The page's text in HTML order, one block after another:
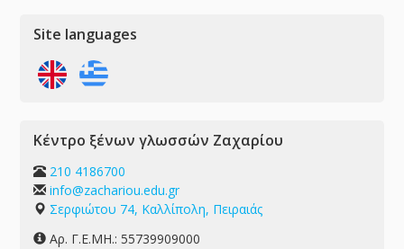
Site languages
Κέντρο ξένων γλωσσών Ζαχαρίου
210 4186700
info@zachariou.edu.gr
Σερφιώτου 74, Καλλίπολη, Πειραιάς
Αρ. Γ.Ε.ΜΗ.: 55739909000